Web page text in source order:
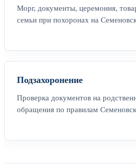
Морг, документы, церемония,
семьи при похоронах на
Подзахоронение
Проверка документов на
обращения по правилам